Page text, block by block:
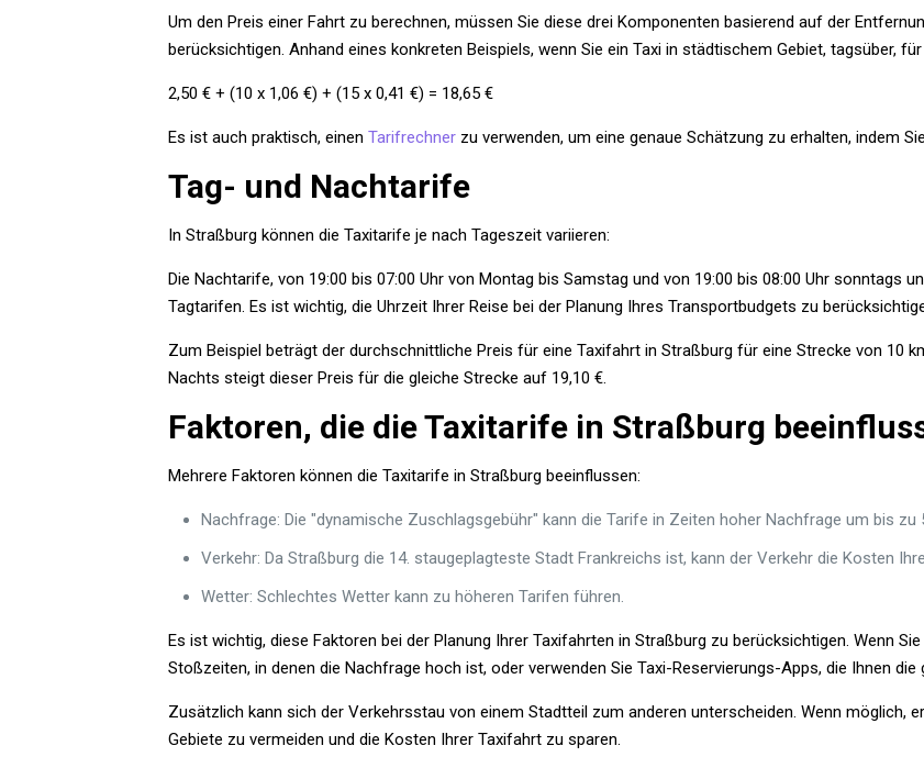
Um den Preis einer Fahrt zu berechnen, müssen Sie diese drei Komponenten basierend auf der
berücksichtigen. Anhand eines konkreten Beispiels, wenn Sie ein Taxi in städtischem Gebiet, tagsüber,
2,50 € + (10 x 1,06 €) + (15 x 0,41 €) = 18,65 €
Es ist auch praktisch, einenTarifrechner zu verwenden, um eine genaue Schätzung zu erhalten, indem
Tag- und Nachtarife
In Straßburg können die Taxitarife je nach Tageszeit variieren:
Die Nachtarife, von 19:00 bis 07:00 Uhr von Montag bis Samstag und von 19:00 bis 08:00 Uhr sonntags
Tagtarifen. Es ist wichtig, die Uhrzeit Ihrer Reise bei der Planung Ihres Transportbudgets zu
Zum Beispiel beträgt der durchschnittliche Preis für eine Taxifahrt in Straßburg für eine Strecke von 10
Nachts steigt dieser Preis für die gleiche Strecke auf 19,10 €.
Faktoren, die die Taxitarife in Straßburg
Mehrere Faktoren können die Taxitarife in Straßburg beeinflussen:
Nachfrage: Die "dynamische Zuschlagsgebühr" kann die Tarife in Zeiten hoher Nachfrage um bis zu
Verkehr: Da Straßburg die 14. staugeplagteste Stadt Frankreichs ist, kann der Verkehr die Kosten
Wetter: Schlechtes Wetter kann zu höheren Tarifen führen.
Es ist wichtig, diese Faktoren bei der Planung Ihrer Taxifahrten in Straßburg zu berücksichtigen. Wenn
Stoßzeiten, in denen die Nachfrage hoch ist, oder verwenden Sie Taxi-Reservierungs-Apps, die Ihnen
Zusätzlich kann sich der Verkehrsstau von einem Stadtteil zum anderen unterscheiden. Wenn möglich,
Gebiete zu vermeiden und die Kosten Ihrer Taxifahrt zu sparen.